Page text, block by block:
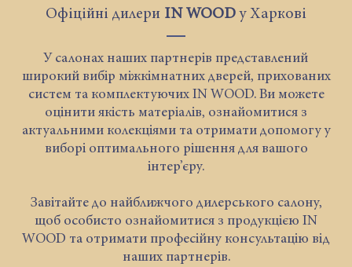
Офіційні дилери IN WOODу Харкові
У салонах наших партнерів представлений
широкий вибір міжкімнатних дверей, прихованих
систем та комплектуючих IN WOOD. Ви можете
оцінити якість матеріалів, ознайомитися з
актуальними колекціями та отримати допомогу у
виборі оптимального рішення для вашого
інтер’єру.
Завітайте до найближчого дилерського салону,
щоб особисто ознайомитися з продукцією IN
WOOD та отримати професійну консультацію від
наших партнерів.